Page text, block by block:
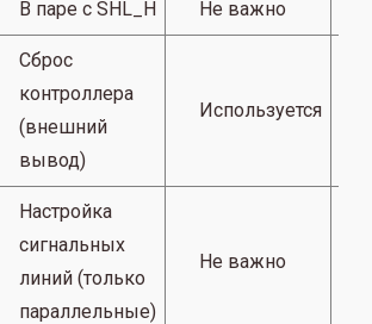
В паре с SHL_H Не важно
Сброс
контроллера
(внешний
вывод)
Используется
Настройка
сигнальных
линий (только
параллельные)
Не важно